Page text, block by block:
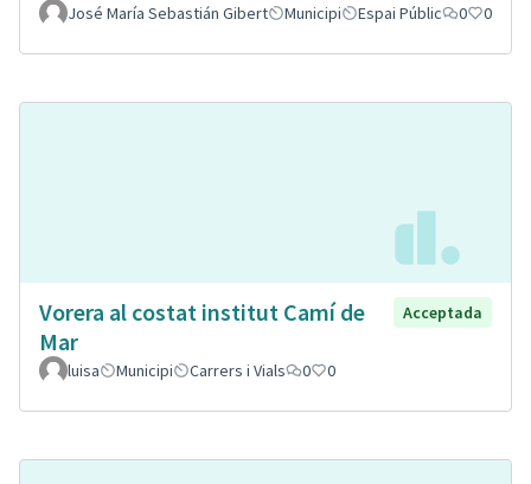
José María Sebastián Gibert Municipi Espai Públic 0 0
Vorera al costat institut Camí de
Mar
Acceptada
luisa Municipi Carrers i Vials 0 0